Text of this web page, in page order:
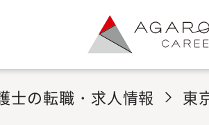
士の転職・求人情報 東